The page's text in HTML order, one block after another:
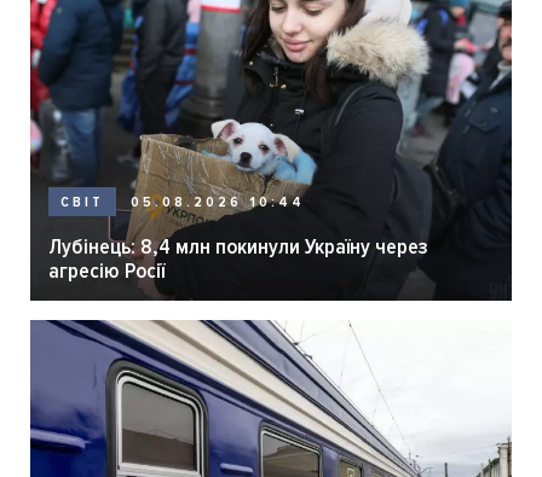
СВІТ 05.08.2026 10:44
Лубінець: 8,4 млн покинули Україну через
агресію Росії